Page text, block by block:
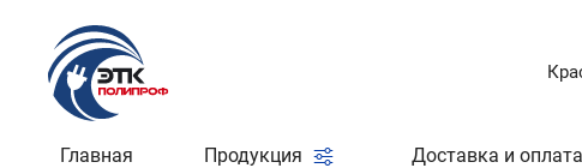
Главная Продукция Доставка и оплата